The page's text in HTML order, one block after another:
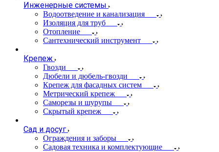
Инженерные системы
Водоотведение и канализация
Изоляция для труб
Отопление
Сантехнический инструмент
Крепеж
Гвозди
Дюбели и дюбель-гвозди
Крепеж для фасадных систем
Метрический крепеж
Саморезы и шурупы
Скрытый крепеж
Сад и досуг
Ограждения и заборы
Садовая техника и комплектующие